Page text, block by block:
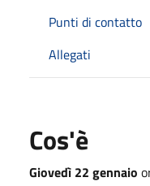
Punti di contatto
Allegati
Cos'è
Giovedì 22 gennaio